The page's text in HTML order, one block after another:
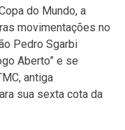
do Mundo, a
movimentações no
Pedro Sgarbi
Aberto” e se
antiga
sua sexta cota da